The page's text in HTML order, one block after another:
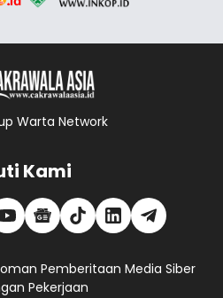
Warta Network
Kami
Pemberitaan Media Siber
Pekerjaan